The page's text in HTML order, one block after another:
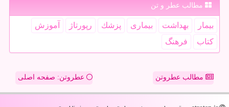
مطالب عطر و تن
بیمار بهداشت بیماری پزشك رپورتاژ
آموزش
كتاب
فرهنگ
مطالب عطروتن عطروتن: صفحه اصلی